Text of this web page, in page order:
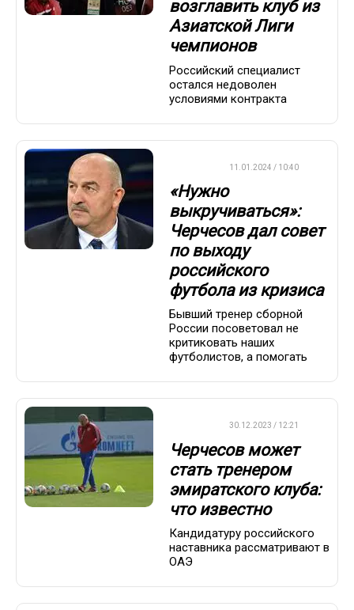
возглавить клуб из
Азиатской Лиги
чемпионов
Российский специалист
остался недоволен
условиями контракта
11.01.2024 / 10:40
«Нужно
выкручиваться»:
Черчесов дал совет
по выходу
российского
футбола из кризиса
Бывший тренер сборной
России посоветовал не
критиковать наших
футболистов, а помогать
30.12.2023 / 12:21
Черчесов может
стать тренером
эмиратского клуба:
что известно
Кандидатуру российского
наставника рассматривают в
ОАЭ